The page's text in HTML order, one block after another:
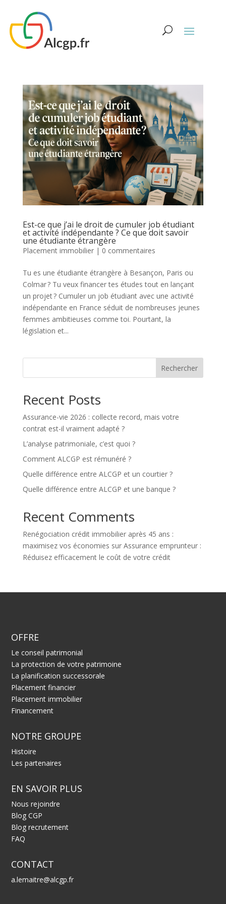
Est-ce que j’ai le droit de cumuler job étudiant
et activité indépendante ? Ce que doit savoir
une étudiante étrangère
Placement immobilier| 0 commentaires
Tu es une étudiante étrangère à Besançon, Paris ou
Colmar ? Tu veux financer tes études tout en lançant
un projet ? Cumuler un job étudiant avec une activité
indépendante en France séduit de nombreuses jeunes
femmes ambitieuses comme toi. Pourtant, la
législation et...
Rechercher
Recent Posts
Assurance-vie 2026 : collecte record, mais votre
contrat est-il vraiment adapté ?
L’analyse patrimoniale, c’est quoi ?
Comment ALCGP est rémunéré ?
Quelle différence entre ALCGP et un courtier ?
Quelle différence entre ALCGP et une banque ?
Recent Comments
Renégociation crédit immobilier après 45 ans :
maximisez vos économies sur Assurance emprunteur :
Réduisez efficacement le coût de votre crédit
OFFRE
Le conseil patrimonial
La protection de votre patrimoine
La planification successorale
Placement financier
Placement immobilier
Financement
NOTRE GROUPE
Histoire
Les partenaires
EN SAVOIR PLUS
Nous rejoindre
Blog CGP
Blog recrutement
FAQ
CONTACT
a.lemaitre@alcgp.fr